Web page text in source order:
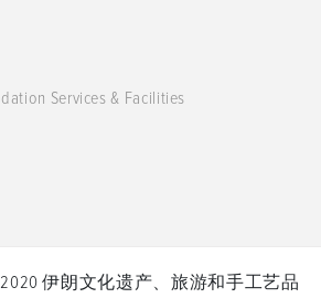
Services & Facilities
伊朗文化遗产、旅游和手工艺品